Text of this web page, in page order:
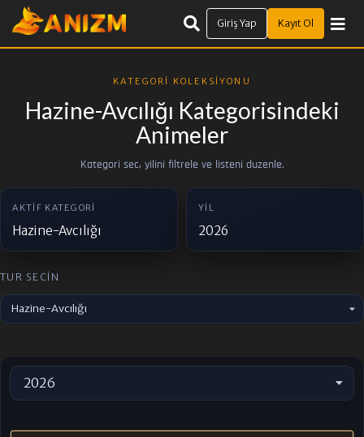
Giriş Yap Kayıt Ol
KATEGORI KOLEKSIYONU
Hazine-Avcılığı Kategorisindeki
Animeler
Kategori sec, yilini filtrele ve listeni duzenle.
AKTIF KATEGORI
Hazine-Avcılığı
YIL
2026
TUR SECIN
Hazine-Avcılığı
2026